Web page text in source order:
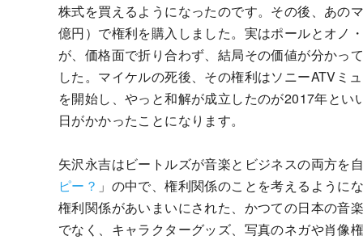
株式を買えるようになったのです。その後、あの
億円）で権利を購入しました。実はポールとオノ
が、価格面で折り合わず、結局その価値が分かっ
した。マイケルの死後、その権利はソニーATVミ
を開始し、やっと和解が成立したのが2017年と
日がかかったことになります。
矢沢永吉はビートルズが音楽とビジネスの両方を
ピー？ 」の中で、権利関係のことを考えるように
権利関係があいまいにされた、かつての日本の音
でなく、キャラクターグッズ、写真のネガや肖像